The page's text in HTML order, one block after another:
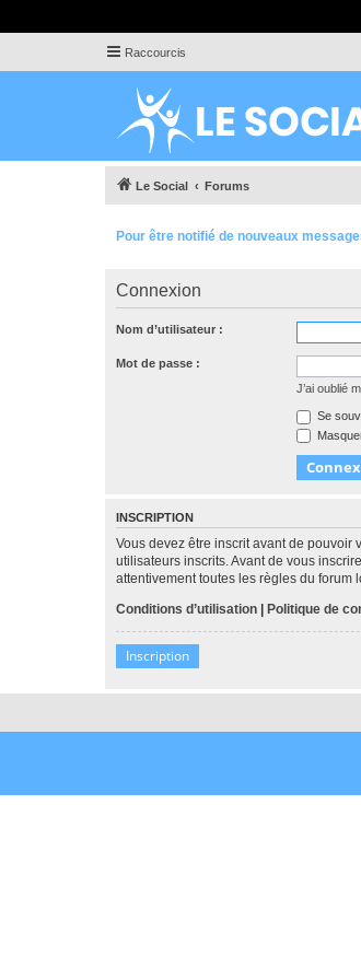
Raccourcis
Le Social Forums
Pour être notifié de nouveaux
Connexion
Nom d’utilisateur :
Mot de passe :
J’ai oublié
Se
INSCRIPTION
Vous devez être inscrit avant de pouvoir
utilisateurs inscrits. Avant de vous
attentivement toutes les règles du forum
Conditions d’utilisation | Politique de
Inscription